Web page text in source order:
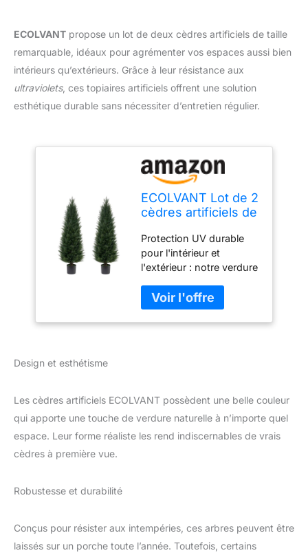
ECOLVANT propose un lot de deux cèdres artificiels de taille
remarquable, idéaux pour agrémenter vos espaces aussi bien
intérieurs qu’extérieurs. Grâce à leur résistance aux
ultraviolets, ces topiaires artificiels offrent une solution
esthétique durable sans nécessiter d’entretien régulier.
ECOLVANT Lot de 2
cèdres artificiels de
Artificiel résistant
aux UV - Plantes
artificielles
d'extérieur pour
intérieur et
extérieur
Protection UV durable
pour l'intérieur et
l'extérieur : notre verdure
haute qualité avec
protection UV afin que
votre plante soit du plus
porche, ce sera le choix
parfait. La qualité
protection UV lui donne
qualité et durable,
fabriqué à la main, pas
Design et esthétisme
Les cèdres artificiels ECOLVANT possèdent une belle couleur
qui apporte une touche de verdure naturelle à n’importe quel
espace. Leur forme réaliste les rend indiscernables de vrais
cèdres à première vue.
Robustesse et durabilité
Conçus pour résister aux intempéries, ces arbres peuvent être
laissés sur un porche toute l’année. Toutefois, certains